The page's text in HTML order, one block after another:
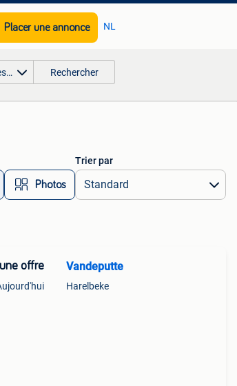
Placer une annonce NL
Rechercher
Photos
Trier par
offre Vandeputte
Harelbeke